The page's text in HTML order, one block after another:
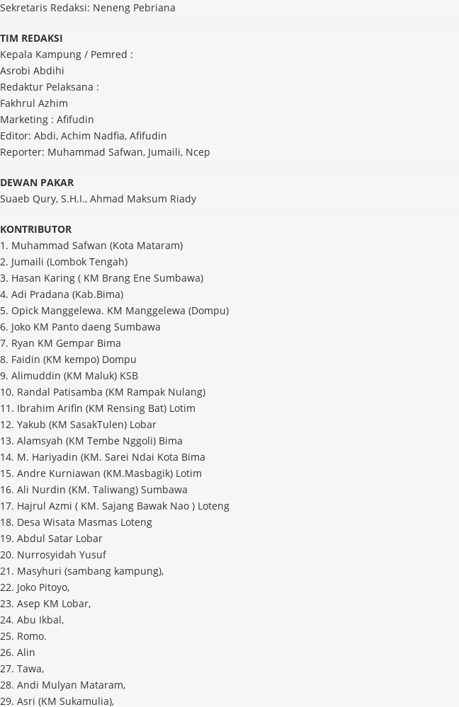
Sekretaris Redaksi: Neneng Pebriana
TIM REDAKSI
Kepala Kampung / Pemred :
Asrobi Abdihi
Redaktur Pelaksana :
Fakhrul Azhim
Marketing : Afifudin
Editor: Abdi, Achim Nadfia, Afifudin
Reporter: Muhammad Safwan, Jumaili, Ncep
DEWAN PAKAR
Suaeb Qury, S.H.I., Ahmad Maksum Riady
KONTRIBUTOR
1. Muhammad Safwan (Kota Mataram)
2. Jumaili (Lombok Tengah)
3. Hasan Karing ( KM Brang Ene Sumbawa)
4. Adi Pradana (Kab.Bima)
5. Opick Manggelewa. KM Manggelewa (Dompu)
6. Joko KM Panto daeng Sumbawa
7. Ryan KM Gempar Bima
8. Faidin (KM kempo) Dompu
9. Alimuddin (KM Maluk) KSB
10. Randal Patisamba (KM Rampak Nulang)
11. Ibrahim Arifin (KM Rensing Bat) Lotim
12. Yakub (KM SasakTulen) Lobar
13. Alamsyah (KM Tembe Nggoli) Bima
14. M. Hariyadin (KM. Sarei Ndai Kota Bima
15. Andre Kurniawan (KM.Masbagik) Lotim
16. Ali Nurdin (KM. Taliwang) Sumbawa
17. Hajrul Azmi ( KM. Sajang Bawak Nao ) Loteng
18. Desa Wisata Masmas Loteng
19. Abdul Satar Lobar
20. Nurrosyidah Yusuf
21. Masyhuri (sambang kampung),
22. Joko Pitoyo,
23. Asep KM Lobar,
24. Abu Ikbal,
25. Romo.
26. Alin
27. Tawa,
28. Andi Mulyan Mataram,
29. Asri (KM Sukamulia),